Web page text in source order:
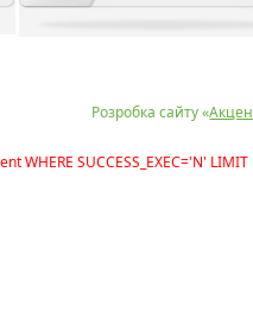
Розробка сайту «
WHERE SUCCESS_EXEC='N' LIMIT